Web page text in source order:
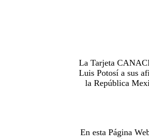
La Tarjeta
Luis Potosí a sus
la República
En esta Página